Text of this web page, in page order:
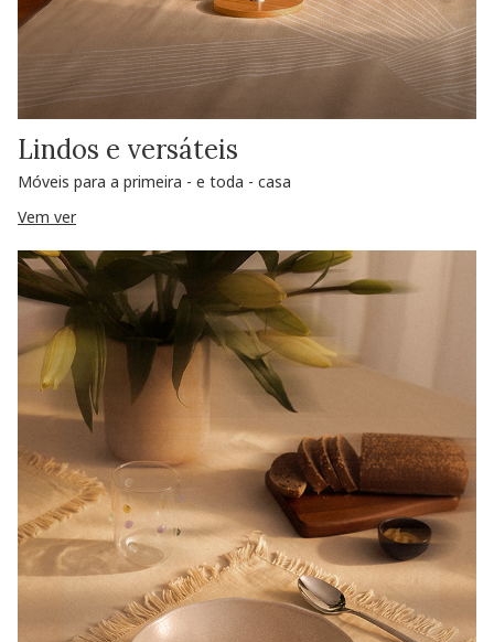
Lindos e versáteis
Móveis para a primeira - e toda - casa
Vem ver